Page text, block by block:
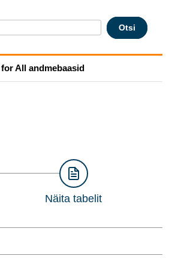
All andmebaasid
Näita tabelit